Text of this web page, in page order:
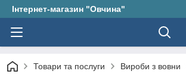
Інтернет-магазин "Овчина"
Товари та послуги Вироби з вовни